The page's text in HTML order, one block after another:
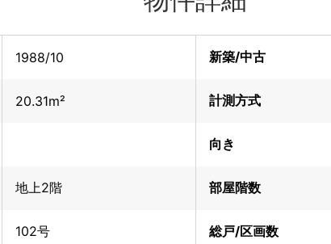
1988/10 新築/中古
20.31m² 計測方式
向き
地上2階 部屋階数
102号 総戸/区画数